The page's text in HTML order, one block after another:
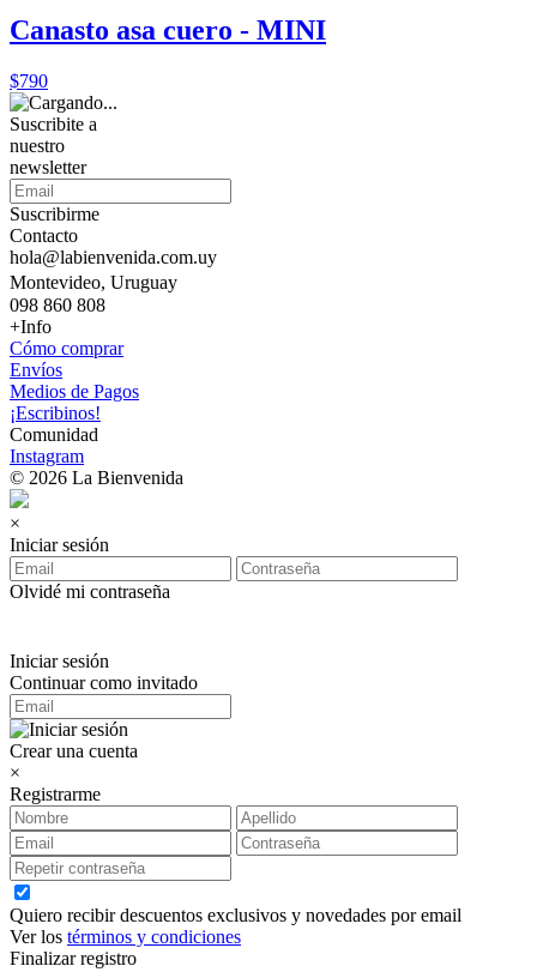
Canasto asa cuero - MINI
$790
Suscribite a
nuestro
newsletter
Suscribirme
Contacto
hola@labienvenida.com.uy
Montevideo, Uruguay
098 860 808
+Info
Cómo comprar
Envíos
Medios de Pagos
¡Escribinos!
Comunidad
Instagram
© 2026 La Bienvenida
×
Iniciar sesión
Olvidé mi contraseña
Iniciar sesión
Continuar como invitado
Crear una cuenta
×
Registrarme
Quiero recibir descuentos exclusivos y novedades por email
Ver los términos y condiciones
Finalizar registro